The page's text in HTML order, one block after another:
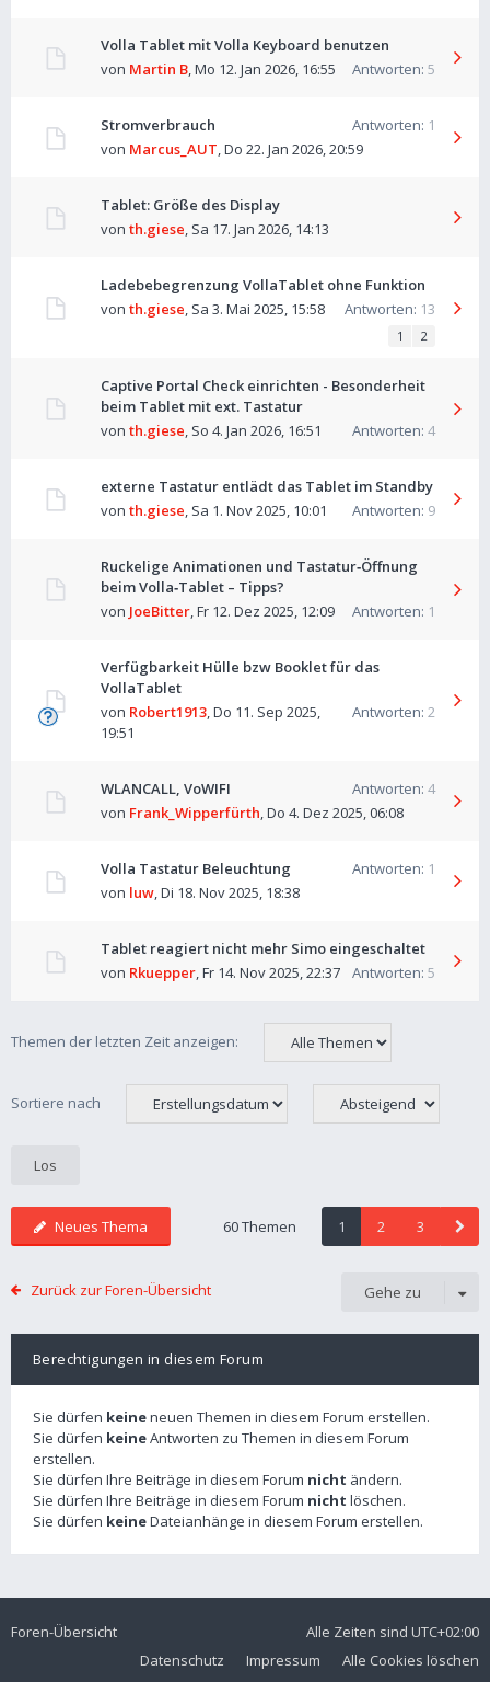
Volla Tablet mit Volla Keyboard benutzen
Antworten: 5
von Martin B,Mo 12. Jan 2026, 16:55
Stromverbrauch Antworten: 1
von Marcus_AUT,Do 22. Jan 2026, 20:59
Tablet: Größe des Display
von th.giese, Sa 17. Jan 2026, 14:13
Ladebebegrenzung VollaTablet ohne Funktion
Antworten: 13
von th.giese, Sa 3. Mai 2025, 15:58
1 2
Captive Portal Check einrichten - Besonderheit
beim Tablet mit ext. Tastatur
Antworten: 4
von th.giese, So 4. Jan 2026, 16:51
externe Tastatur entlädt das Tablet im Standby
Antworten: 9
von th.giese, Sa 1. Nov 2025, 10:01
Ruckelige Animationen und Tastatur‑Öffnung
beim Volla‑Tablet – Tipps?
Antworten: 1
von JoeBitter,Fr 12. Dez 2025, 12:09
Verfügbarkeit Hülle bzw Booklet für das
VollaTablet
Antworten: 2
von Robert1913,Do 11. Sep 2025,
19:51
WLANCALL, VoWIFI Antworten: 4
von Frank_Wipperfürth,Do 4. Dez 2025, 06:08
Volla Tastatur Beleuchtung Antworten: 1
von luw,Di 18. Nov 2025, 18:38
Tablet reagiert nicht mehr Simo eingeschaltet
Antworten: 5
von Rkuepper,Fr 14. Nov 2025, 22:37
Themen der letzten Zeit anzeigen:
Sortiere nach
Neues Thema 60 Themen 1 2 3
Zurück zur Foren-Übersicht Gehe zu
Berechtigungen in diesem Forum
Sie dürfen keineneuen Themen in diesem Forum erstellen.
Sie dürfen keineAntworten zu Themen in diesem Forum
erstellen.
Sie dürfen Ihre Beiträge in diesem Forum nicht ändern.
Sie dürfen Ihre Beiträge in diesem Forum nicht löschen.
Sie dürfen keineDateianhänge in diesem Forum erstellen.
Foren-Übersicht Alle Zeiten sind UTC+02:00
Alle Cookies löschen
Impressum
Datenschutz